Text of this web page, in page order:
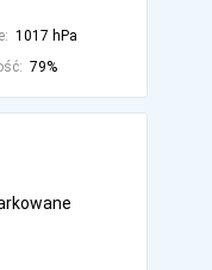
1017 hPa
79%